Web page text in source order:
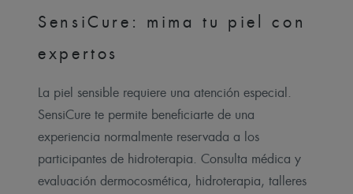
SensiCure: mima tu piel con
expertos
La piel sensible requiere una atención especial.
SensiCure te permite beneficiarte de una
experiencia normalmente reservada a los
participantes de hidroterapia. Consulta médica y
evaluación dermocosmética, hidroterapia, talleres